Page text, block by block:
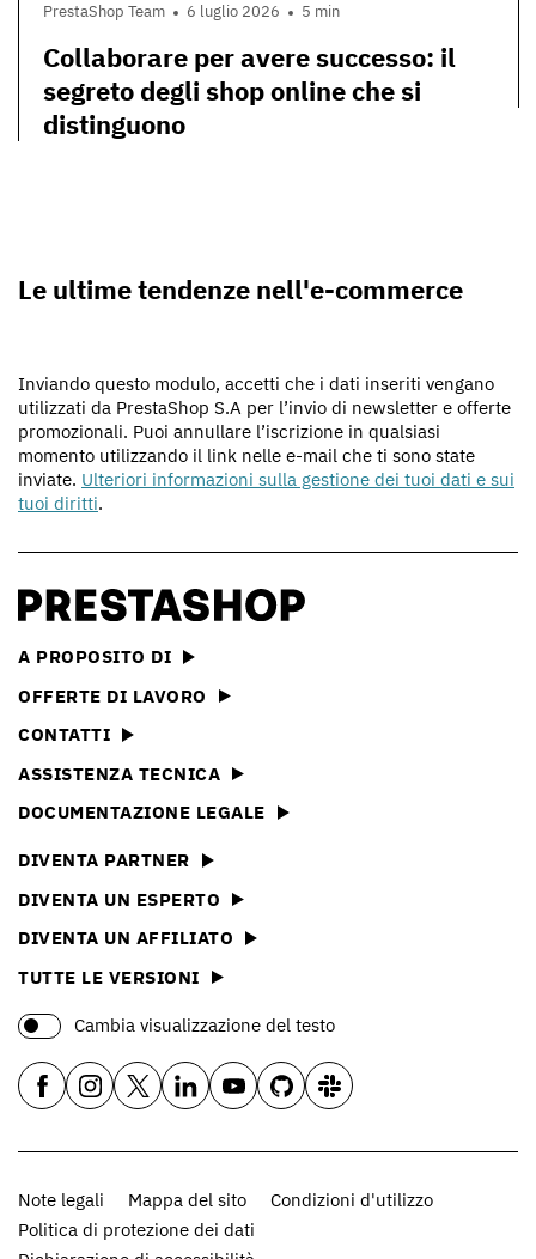
PrestaShop Team 6 luglio 2026 5 min
Collaborare per avere successo: il
segreto degli shop online che si
distinguono
Le ultime tendenze nell'e-commerce
Inviando questo modulo, accetti che i dati inseriti vengano
utilizzati da PrestaShop S.A per l’invio di newsletter e offerte
promozionali. Puoi annullare l’iscrizione in qualsiasi
momento utilizzando il link nelle e-mail che ti sono state
inviate. Ulteriori informazioni sulla gestione dei tuoi dati e sui
tuoi diritti.
A PROPOSITO DI
OFFERTE DI LAVORO
CONTATTI
ASSISTENZA TECNICA
DOCUMENTAZIONE LEGALE
DIVENTA PARTNER
DIVENTA UN ESPERTO
DIVENTA UN AFFILIATO
TUTTE LE VERSIONI
Cambia visualizzazione del testo
Note legali Mappa del sito
Condizioni d'utilizzo
Politica di protezione dei dati